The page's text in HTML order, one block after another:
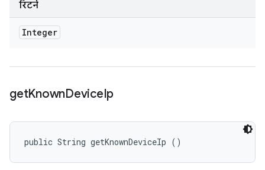
रिटर्न
Integer
getKnownDeviceIp
public String getKnownDeviceIp ()